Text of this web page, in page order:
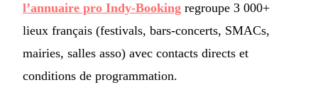
l’annuaire pro Indy-Booking regroupe 3 000+
lieux français (festivals, bars-concerts, SMACs,
mairies, salles asso) avec contacts directs et
conditions de programmation.